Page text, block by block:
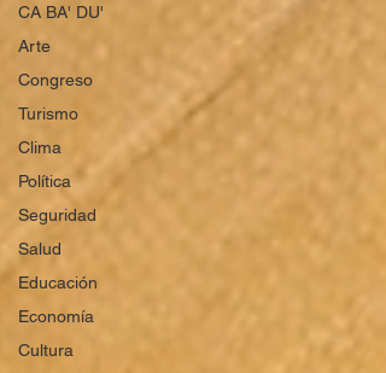
CA BA' DU'
Arte
Congreso
Turismo
Clima
Política
Seguridad
Salud
Educación
Economía
Cultura